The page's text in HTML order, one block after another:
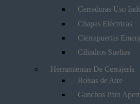
Cerraduras Uso
Chapas Eléctricas
Cierrapuertas
Cilindros Sueltos
Herramientas De Cerrajería
Bolsas de Aire
Ganchos Para